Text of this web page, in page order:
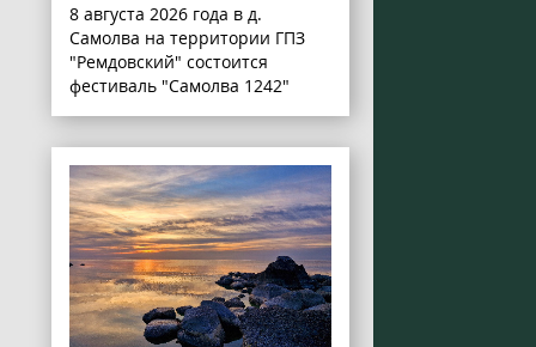
8 августа 2026 года в д.
Самолва на территории ГПЗ
"Ремдовский" состоится
фестиваль "Самолва 1242"